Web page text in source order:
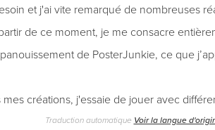
et j'ai vite remarqué de nombreuses
de ce moment, je me consacre
de PosterJunkie, ce que
mes créations, j'essaie de jouer avec
Traduction automatique Voir la langue